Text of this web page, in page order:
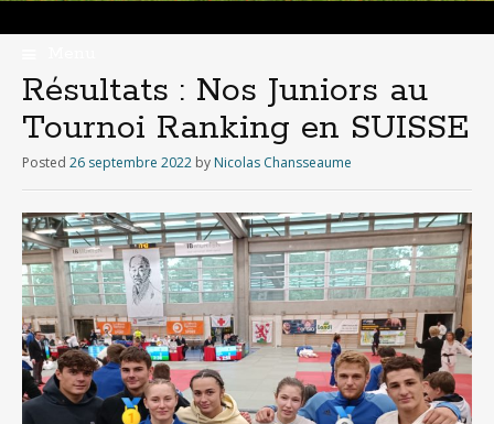
Skip
to
content
Résultats : Nos Juniors au
Tournoi Ranking en SUISSE
Posted 26 septembre 2022 by Nicolas Chansseaume